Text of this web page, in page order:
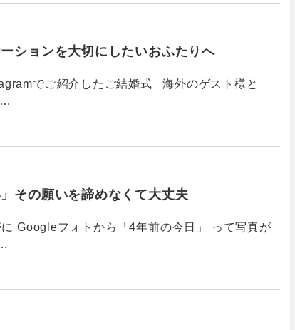
ションを大切にしたいおふたりへ
でご紹介したご結婚式 海外のゲスト様と
…
その願いを諦めなくて大丈夫
Googleフォトから「4年前の今日」 って写真が